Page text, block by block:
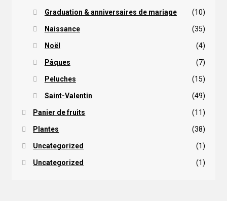
Graduation & anniversaires de mariage (10)
Naissance (35)
Noël (4)
Pâques (7)
Peluches (15)
Saint-Valentin (49)
Panier de fruits (11)
Plantes (38)
Uncategorized (1)
Uncategorized (1)